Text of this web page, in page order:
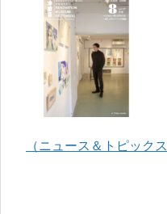
（ニュース＆トピック